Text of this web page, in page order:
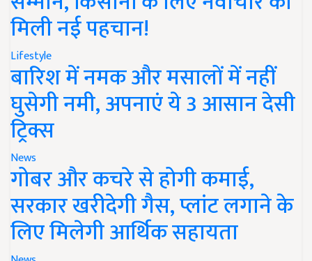
मिली नई पहचान!
Lifestyle
बारिश में नमक और मसालों में नहीं
घुसेगी नमी, अपनाएं ये 3 आसान देसी
ट्रिक्स
News
गोबर और कचरे से होगी कमाई,
सरकार खरीदेगी गैस, प्लांट लगाने के
लिए मिलेगी आर्थिक सहायता